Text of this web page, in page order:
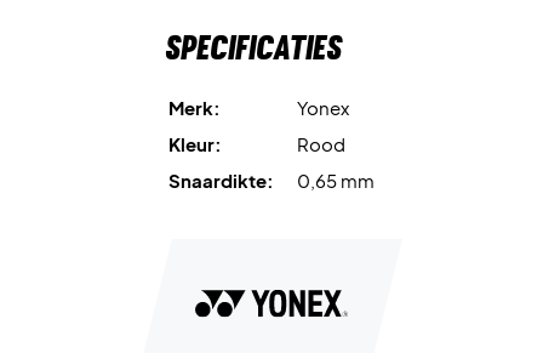
duurzame structuur.
verhogen de slijtvastheid en verlengen de
levensduur van de snaar.
Specificaties
Merk:
Yonex
Kleur:
Rood
Snaardikte:
0,65 mm